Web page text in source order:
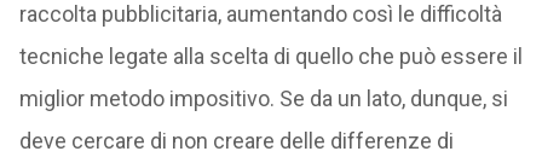
raccolta pubblicitaria, aumentando così le difficoltà
tecniche legate alla scelta di quello che può essere il
miglior metodo impositivo. Se da un lato, dunque, si
deve cercare di non creare delle differenze di